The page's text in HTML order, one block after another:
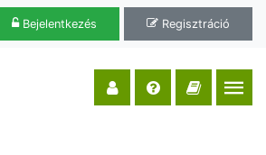
Bejelentkezés Regisztráció